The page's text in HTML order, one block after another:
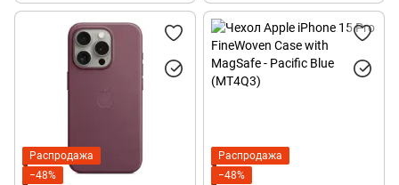
Распродажа
−48%
Распродажа
−48%